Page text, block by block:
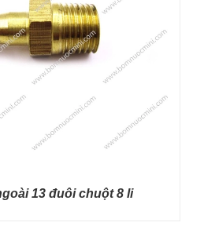
13 đuôi chuột 8 li